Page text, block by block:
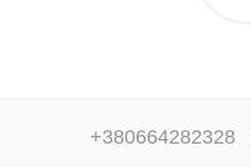
+380664282328